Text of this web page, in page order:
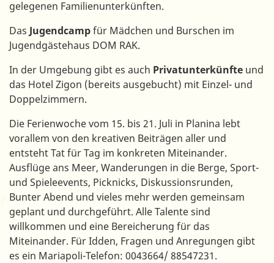
gelegenen Familienunterkünften.
Das Jugendcampfür Mädchen und Burschen im
Jugendgästehaus DOM RAK.
In der Umgebung gibt es auch Privatunterkünfte und
das Hotel Zigon (bereits ausgebucht) mit Einzel- und
Doppelzimmern.
Die Ferienwoche vom 15. bis 21. Juli in Planina lebt
vorallem von den kreativen Beiträgen aller und
entsteht Tat für Tag im konkreten Miteinander.
Ausflüge ans Meer, Wanderungen in die Berge, Sport-
und Spieleevents, Picknicks, Diskussionsrunden,
Bunter Abend und vieles mehr werden gemeinsam
geplant und durchgeführt. Alle Talente sind
willkommen und eine Bereicherung für das
Miteinander. Für Idden, Fragen und Anregungen gibt
es ein Mariapoli-Telefon: 0043664/ 88547231.